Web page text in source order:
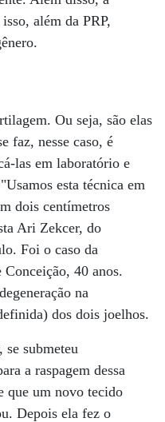
além da PRP,
Ou seja, são elas
faz, nesse caso, é
las em laboratório e
esta técnica em
dois centímetros
Ari Zekcer, do
Foi o caso da
Conceição, 40 anos.
na
dos dois joelhos.
submeteu
a raspagem dessa
que um novo tecido
Depois ela fez o